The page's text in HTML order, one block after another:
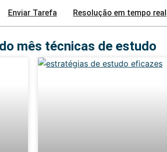
Enviar Tarefa Resolução em tempo real
mês técnicas de estudo